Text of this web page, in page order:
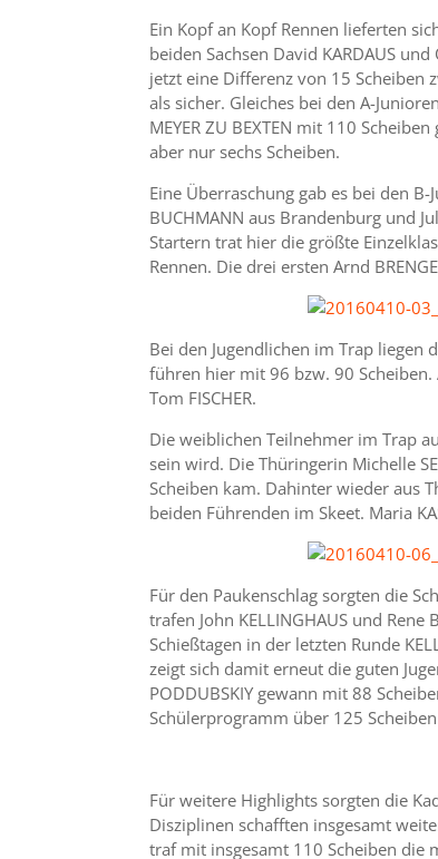
Ein Kopf an Kopf Rennen lieferten
beiden Sachsen David KARDAUS
jetzt eine Differenz von 15 Scheiben
als sicher. Gleiches bei den A-
MEYER ZU BEXTEN mit 110
aber nur sechs Scheiben.
Eine Überraschung gab es bei den
BUCHMANN aus Brandenburg und
Startern trat hier die größte
Rennen. Die drei ersten Arnd
Bei den Jugendlichen im Trap liegen
führen hier mit 96 bzw. 90 Scheiben.
Tom FISCHER.
Die weiblichen Teilnehmer im Trap
sein wird. Die Thüringerin Michelle
Scheiben kam. Dahinter wieder aus
beiden Führenden im Skeet. Maria
Für den Paukenschlag sorgten die
trafen John KELLINGHAUS und
Schießtagen in der letzten Runde
zeigt sich damit erneut die guten
PODDUBSKIY gewann mit 88
Schülerprogramm über 125
Für weitere Highlights sorgten die
Disziplinen schafften insgesamt
traf mit insgesamt 110 Scheiben die